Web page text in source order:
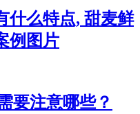
什么特点, 甜麦鲜
例图片
要注意哪些？